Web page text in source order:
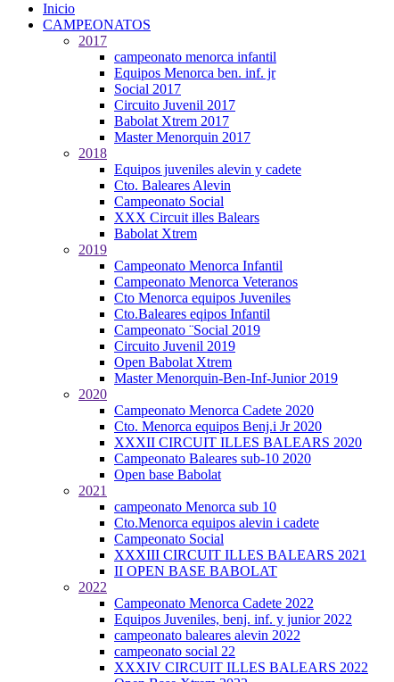
Inicio
CAMPEONATOS
2017
campeonato menorca infantil
Equipos Menorca ben. inf. jr
Social 2017
Circuito Juvenil 2017
Babolat Xtrem 2017
Master Menorquin 2017
2018
Equipos juveniles alevin y cadete
Cto. Baleares Alevin
Campeonato Social
XXX Circuit illes Balears
Babolat Xtrem
2019
Campeonato Menorca Infantil
Campeonato Menorca Veteranos
Cto Menorca equipos Juveniles
Cto.Baleares eqipos Infantil
Campeonato ¨Social 2019
Circuito Juvenil 2019
Open Babolat Xtrem
Master Menorquin-Ben-Inf-Junior 2019
2020
Campeonato Menorca Cadete 2020
Cto. Menorca equipos Benj.i Jr 2020
XXXII CIRCUIT ILLES BALEARS 2020
Campeonato Baleares sub-10 2020
Open base Babolat
2021
campeonato Menorca sub 10
Cto.Menorca equipos alevin i cadete
Campeonato Social
XXXIII CIRCUIT ILLES BALEARS 2021
II OPEN BASE BABOLAT
2022
Campeonato Menorca Cadete 2022
Equipos Juveniles, benj. inf. y junior 2022
campeonato baleares alevin 2022
campeonato social 22
XXXIV CIRCUIT ILLES BALEARS 2022